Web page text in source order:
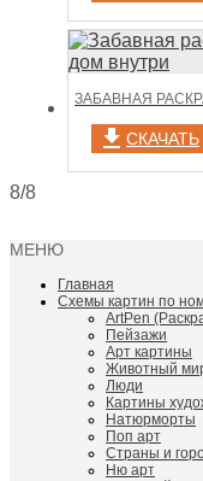
СКАЧАТЬ
8/8
МЕНЮ
Главная
Схемы картин по
ArtPen
Пейзажи
Арт картины
Животный
Люди
Картины
Натюрморты
Поп арт
Страны и
Ню арт